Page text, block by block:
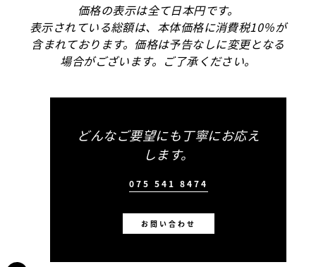
価格の表示は全て日本円です。
表示されている総額は、本体価格に消費税10％が
含まれております。価格は予告なしに変更となる
場合がございます。ご了承ください。
どんなご要望にも丁寧にお応え
します。
075 541 8474
お問い合わせ